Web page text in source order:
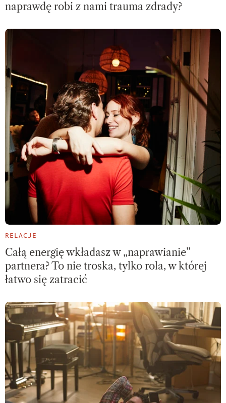
naprawdę robi z nami trauma zdrady?
RELACJE
Całą energię wkładasz w „naprawianie”
partnera? To nie troska, tylko rola, w której
łatwo się zatracić